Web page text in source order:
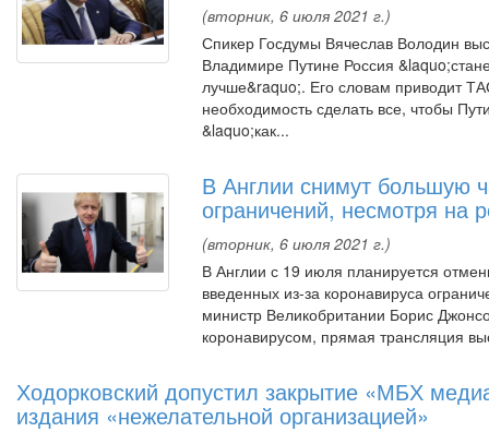
(вторник, 6 июля 2021 г.)
Спикер Госдумы Вячеслав Володин
Владимире Путине Россия
лучше&raquo;. Его словам приводит
необходимость сделать все, чтобы
&laquo;как...
В Англии снимут большую
ограничений, несмотря на
(вторник, 6 июля 2021 г.)
В Англии с 19 июля планируется
введенных из-за коронавируса
министр Великобритании Борис
коронавирусом, прямая трансляция
Ходорковский допустил закрытие «МБХ
издания «нежелательной организацией»